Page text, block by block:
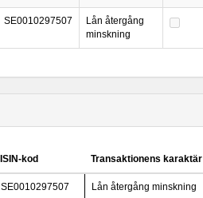
SE0010297507
Lån återgång
minskning
ISIN-kod Transaktionens karaktär
SE0010297507 Lån återgång minskning